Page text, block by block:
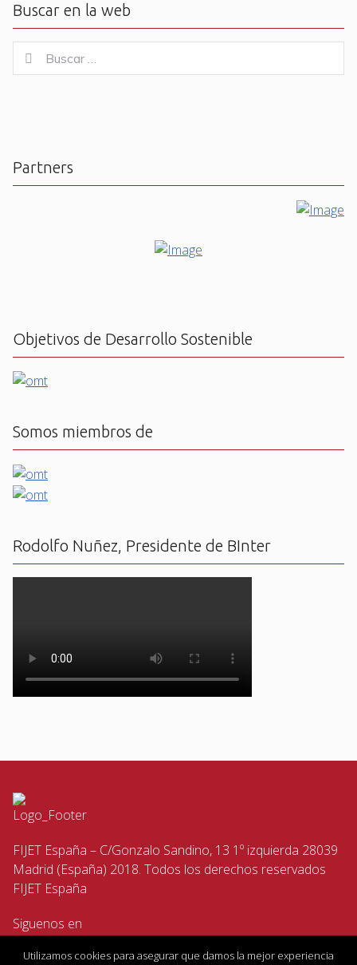
Buscar en la web
for:
Buscar
Partners
Objetivos de Desarrollo Sostenible
Somos miembros de
Rodolfo Nuñez, Presidente de BInter
FIJET España – C/Gonzalo Sandino, 13 1º izquierda 28039
Madrid (España) 2018. Todos los derechos reservados
FIJET España
Siguenos en
Utilizamos cookies para asegurar que damos la mejor experiencia